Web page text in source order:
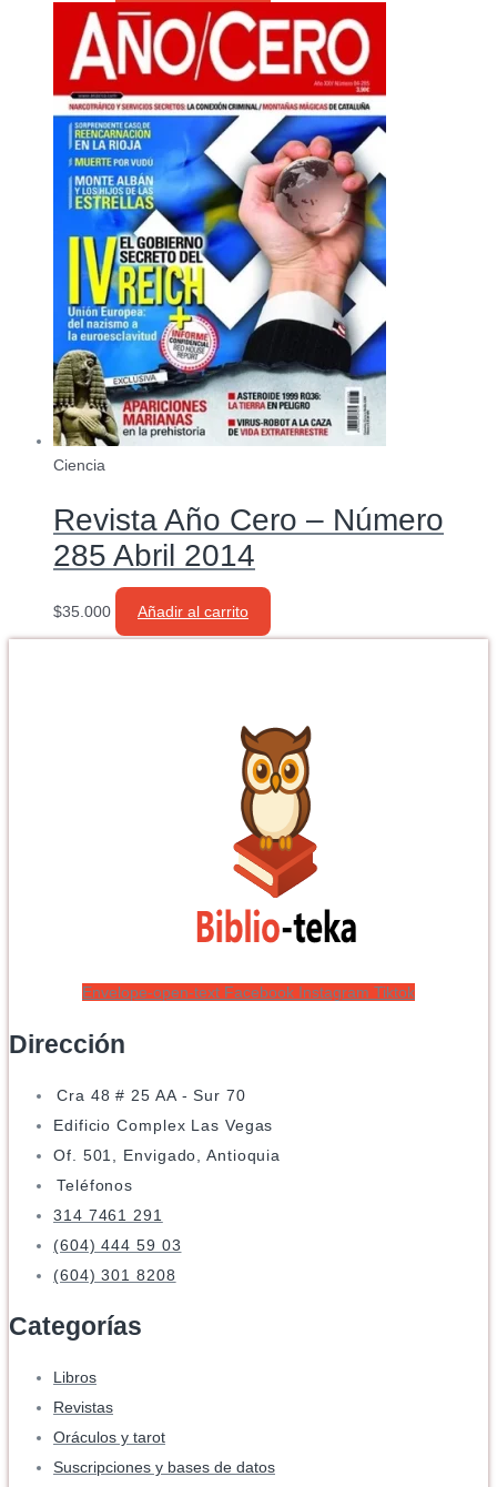
Ciencia
Revista Año Cero – Número
285 Abril 2014
$35.000 Añadir al carrito
Envelope-open-text Facebook Instagram Tiktok
Dirección
Cra 48 # 25 AA - Sur 70
Edificio Complex Las Vegas
Of. 501, Envigado, Antioquia
Teléfonos
314 7461 291
(604) 444 59 03
(604) 301 8208
Categorías
Libros
Revistas
Oráculos y tarot
Suscripciones y bases de datos